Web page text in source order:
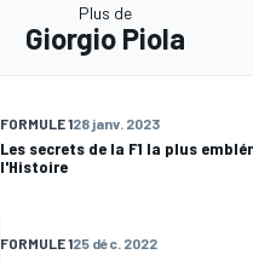
Plus de
Giorgio Piola
FORMULE 128 janv. 2023
Les secrets de la F1 la plus
l'Histoire
FORMULE 125 déc. 2022